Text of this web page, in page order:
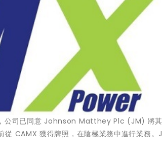
司已同意 Johnson Matthey Plc (JM) 將其
CAMX 獲得牌照，在陰極業務中進行業務。J